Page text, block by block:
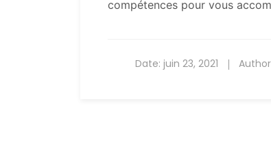
compétences pour vous
Date: juin 23, 2021